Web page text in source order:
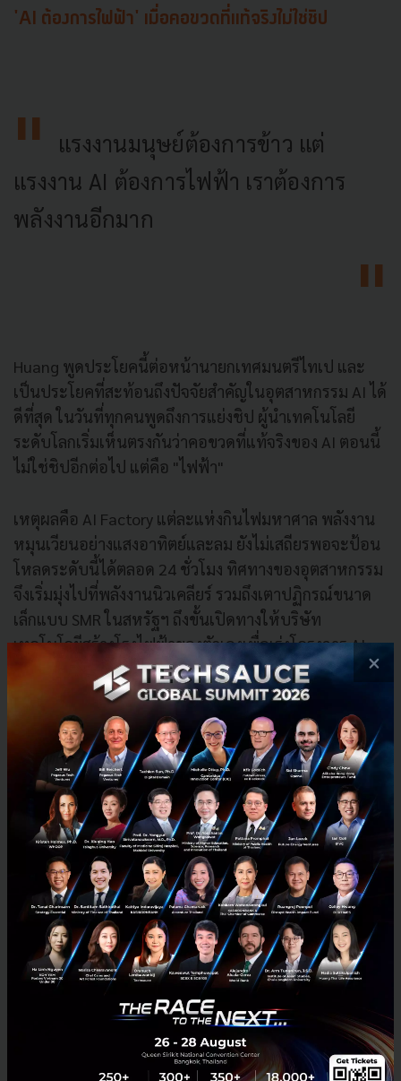
'AI ต้องการไฟฟ้า' เมื่อคอขวดที่แท้จริงไม่ใช่ชิป
แรงงานมนุษย์ต้องการข้าว แต่
แรงงาน AI ต้องการไฟฟ้า เราต้องการ
พลังงานอีกมาก
Huang พูดประโยคนี้ต่อหน้านายกเทศมนตรีไทเป และ
เป็นประโยคที่สะท้อนถึงปัจจัยสำคัญในอุตสาหกรรม AI ได้
ดีที่สุด ในวันที่ทุกคนพูดถึงการแย่งชิป ผู้นำเทคโนโลยี
ระดับโลกเริ่มเห็นตรงกันว่าคอขวดที่แท้จริงของ AI ตอนนี้
ไม่ใช่ชิปอีกต่อไป แต่คือ "ไฟฟ้า"
เหตุผลคือ AI Factory แต่ละแห่งกินไฟมหาศาล พลังงาน
หมุนเวียนอย่างแสงอาทิตย์และลม ยังไม่เสถียรพอจะป้อน
โหลดระดับนี้ได้ตลอด 24 ชั่วโมง ทิศทางของอุตสาหกรรม
จึงเริ่มมุ่งไปที่พลังงานนิวเคลียร์ รวมถึงเตาปฏิกรณ์ขนาด
เล็กแบบ SMR ในสหรัฐฯ ถึงขั้นเปิดทางให้บริษัท
เทคโนโลยีสร้างโรงไฟฟ้าของตัวเองเพื่อเร่งโครงการ AI
ซึ่งเมื่อพูดถึงพลังงาน ก็เข้าทางไต้หวันทันทีเพราะ
Taipowerรัฐวิสาหกิจไฟฟ้าของไต้หวัน กำลังวางแผน
สร้างสถานีไฟฟ้าย่อยแห่งใหม่ใกล้ Beitou-Shilin ที่จ่ายไฟ
ได้สูงสุดราว 180 เมกะวัตต์เมื่อสร้างเสร็จ ตัวเลขนี้สะท้อน
คำถามที่ทุกประเทศที่อยากเป็นฐาน AI ต้องตอบให้ได้ นั่น
คือโครงข่ายไฟฟ้าของเราจะรับการมาของ AI ไหวหรือไม่
ทำไมต้องเป็นไต้หวัน ?
การที่ NVIDIA เลือกทุ่มหนักลงไต้หวันมากขึ้นเรื่อย ๆ ส่วน
หนึ่งเป็นผลมาจากการที่ NVIDIA มองเห็นความเสี่ยงด้าน
ซัพพลายเชนระดับโลก
ไต้หวันคือหัวใจของห่วงโซ่การผลิตชิป AI ของทั้งโลก โดย
มี TSMC เป็นผู้นำการผลิตชิปขั้นสูง ความสำคัญระดับนี้
×